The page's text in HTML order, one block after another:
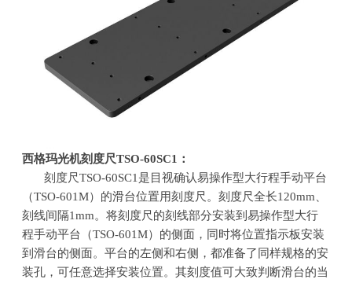
西格玛光机刻度尺TSO-60SC1 ：
刻度尺TSO-60SC1 是目视确认易操作型大行程手动平台
（TSO-601M）的滑台位置用刻度尺。刻度尺全长120mm
刻线间隔1mm。将刻度尺的刻线部分安装到易操作型大行
程手动平台（TSO-601M）的侧面，同时将位置指示板安装
到滑台的侧面。平台的左侧和右侧，都准备了同样规格的安
装孔，可任意选择安装位置。其刻度值可大致判断滑台的当